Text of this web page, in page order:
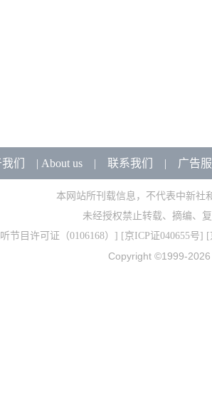
们 | About us| 联系我们 | 广告
本网站所刊载信息，不代表中新社
未经授权禁止转载、摘编、
节目许可证（0106168） ] [京ICP证040655号] [
Copyright ©1999-